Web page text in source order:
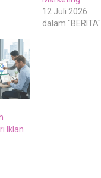
12 Juli 2026
dalam "BERITA"
Iklan